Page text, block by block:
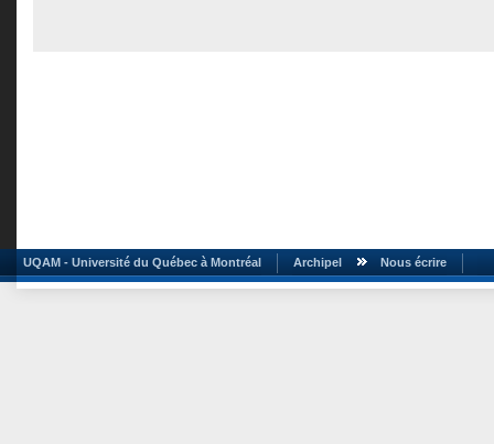
UQAM - Université du Québec à Montréal Archipel Nous écrire